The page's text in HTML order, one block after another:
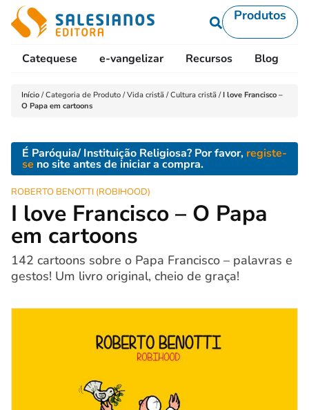
Produtos
Catequese e-vangelizar Recursos Blog
Início /Categoria de Produto /Vida cristã /Cultura cristã /I love Francisco –
O Papa em cartoons
É Paróquia/ Instituição Religiosa? Por favor, registe-
se no site antes de iniciar a compra.
ROBERTO BENOTTI (ROBIHOOD)
I love Francisco – O Papa
em cartoons
142 cartoons sobre o Papa Francisco – palavras e
gestos! Um livro original, cheio de graça!